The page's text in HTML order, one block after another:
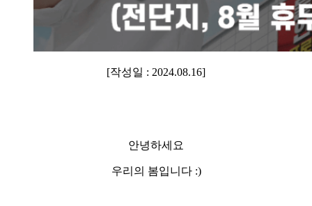
[작성일 : 2024.08.16]
안녕하세요
우리의 봄입니다 :)